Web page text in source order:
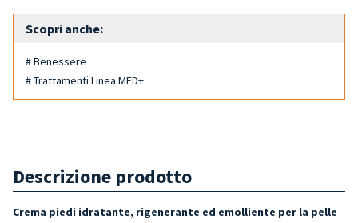
Scopri anche:
# Benessere
# Trattamenti Linea MED+
Descrizione prodotto
Crema piedi idratante, rigenerante ed emolliente per la pelle